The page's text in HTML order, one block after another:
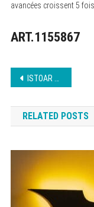
avancées croissent 5
ART.1155867
Navigation
de
l’article
ISTOAR – Logos : Mythologie et Musique Actuelle
RELATED POSTS